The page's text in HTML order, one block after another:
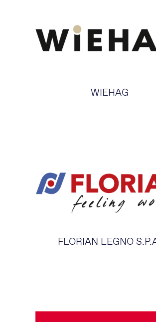
WIEHAG
FLORIAN LEGNO